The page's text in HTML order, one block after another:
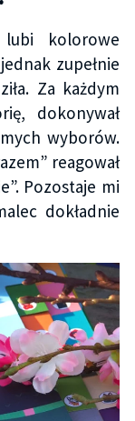
kolorowe
zupełnie
Za każdym
dokonywał
wyborów.
reagował
Pozostaje mi
dokładnie